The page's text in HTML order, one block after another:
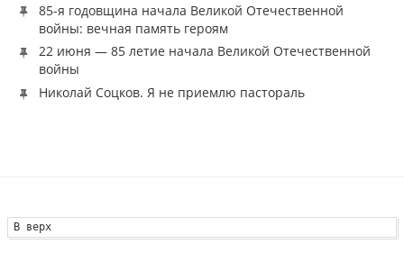
85-я годовщина начала Великой Отечественной
войны: вечная память героям
22 июня — 85 летие начала Великой Отечественной
войны
Николай Соцков. Я не приемлю пастораль
В верх